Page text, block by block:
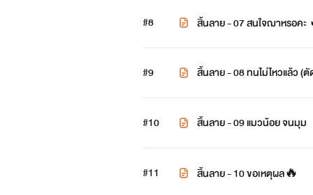
#8 สิ้นลาย - 07 สนใจฌาหรอคะ
#9 สิ้นลาย - 08 ทนไม่ไหวแล้ว (ตั
#10 สิ้นลาย - 09 แมวน้อย จนมุม
#11 สิ้นลาย - 10 ขอเหตุผล🔥